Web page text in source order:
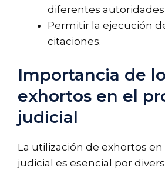
diferentes autoridades
Permitir la ejecución
citaciones.
Importancia de
exhortos en el
judicial
La utilización de exhortos
judicial es esencial por